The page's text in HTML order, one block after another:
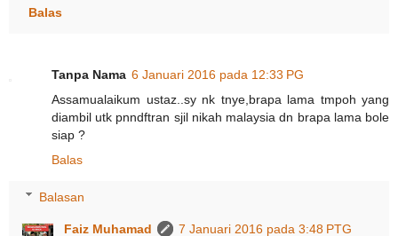
Balas
Tanpa Nama 6 Januari 2016 pada 12:33 PG
Assamualaikum ustaz..sy nk tnye,brapa lama tmpoh yang
diambil utk pnndftran sjil nikah malaysia dn brapa lama bole
siap ?
Balas
Balasan
Faiz Muhamad
7 Januari 2016 pada 3:48 PTG